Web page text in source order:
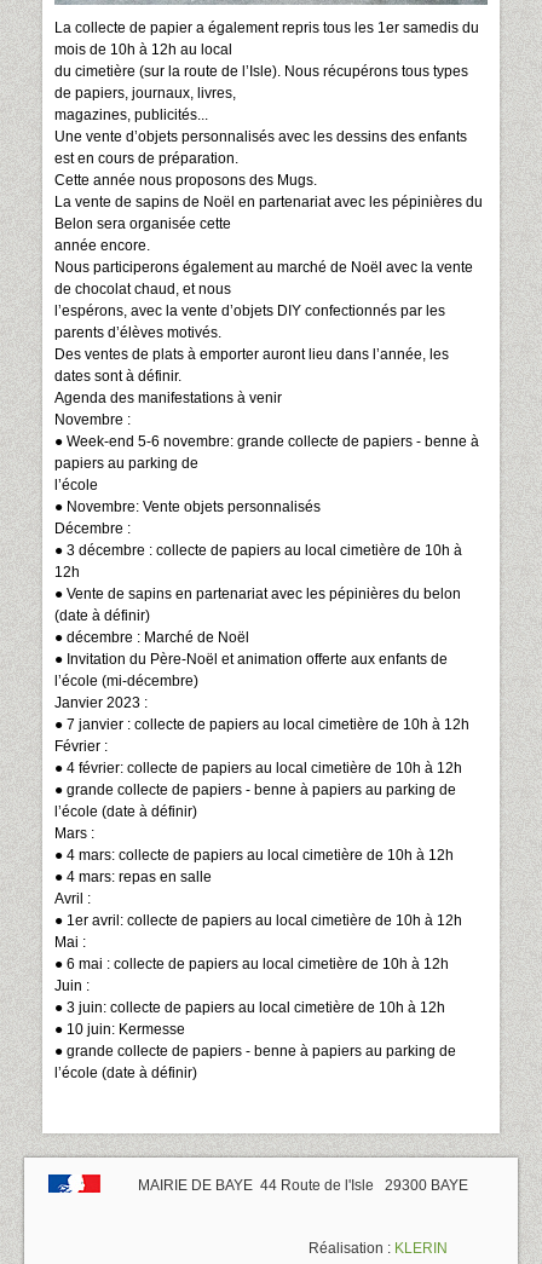
La collecte de papier a également repris tous les 1er samedis du
mois de 10h à 12h au local
du cimetière (sur la route de l’Isle). Nous récupérons tous types
de papiers, journaux, livres,
magazines, publicités...
Une vente d’objets personnalisés avec les dessins des enfants
est en cours de préparation.
Cette année nous proposons des Mugs.
La vente de sapins de Noël en partenariat avec les pépinières du
Belon sera organisée cette
année encore.
Nous participerons également au marché de Noël avec la vente
de chocolat chaud, et nous
l’espérons, avec la vente d’objets DIY confectionnés par les
parents d’élèves motivés.
Des ventes de plats à emporter auront lieu dans l’année, les
dates sont à définir.
Agenda des manifestations à venir
Novembre :
● Week-end 5-6 novembre: grande collecte de papiers - benne à
papiers au parking de
l’école
● Novembre: Vente objets personnalisés
Décembre :
● 3 décembre : collecte de papiers au local cimetière de 10h à
12h
● Vente de sapins en partenariat avec les pépinières du belon
(date à définir)
● décembre : Marché de Noël
● Invitation du Père-Noël et animation offerte aux enfants de
l’école (mi-décembre)
Janvier 2023 :
● 7 janvier : collecte de papiers au local cimetière de 10h à 12h
Février :
● 4 février: collecte de papiers au local cimetière de 10h à 12h
● grande collecte de papiers - benne à papiers au parking de
l’école (date à définir)
Mars :
● 4 mars: collecte de papiers au local cimetière de 10h à 12h
● 4 mars: repas en salle
Avril :
● 1er avril: collecte de papiers au local cimetière de 10h à 12h
Mai :
● 6 mai : collecte de papiers au local cimetière de 10h à 12h
Juin :
● 3 juin: collecte de papiers au local cimetière de 10h à 12h
● 10 juin: Kermesse
● grande collecte de papiers - benne à papiers au parking de
l’école (date à définir)
MAIRIE DE BAYE 44 Route de l'Isle 29300 BAYE
Réalisation : KLERIN